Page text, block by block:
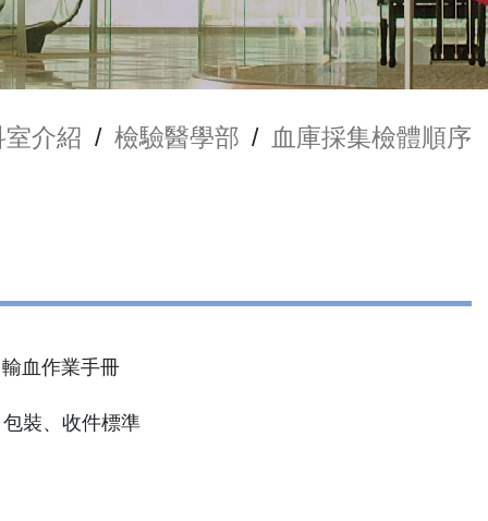
室介紹 / 檢驗醫學部 / 血庫採集檢體順序
血作業手冊
裝、收件標準